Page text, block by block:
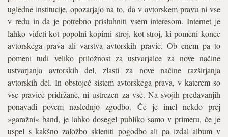
ugledne institucije, opozarjajo na to, da v avtorskem pravu ni vse
v redu in da je potrebno prisluhniti vsem interesom. Internet je
lahko videti kot popolni kopirni stroj, kot stroj, ki pomeni konec
avtorskega prava ali varstva avtorskih pravic. Ob enem pa to
pomeni tudi veliko priložnost za ustvarjalce za nove načine
ustvarjanja avtorskih del, zlasti za nove načine razširjanja
avtorskih del. In obstoječ sistem avtorskega prava, v katerem so
vse pravice pridržane, ni ustrezen za vse. Na svojih predavanjih
ponavadi povem naslednjo zgodbo. Če je imel nekdo prej
»garažni« band, je lahko dosegel publiko samo v primeru, če je
uspel s kakšno založbo skleniti pogodbo ali pa izdal album v